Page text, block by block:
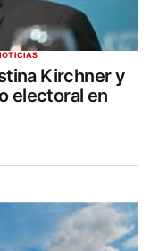
Kirchner y
electoral en